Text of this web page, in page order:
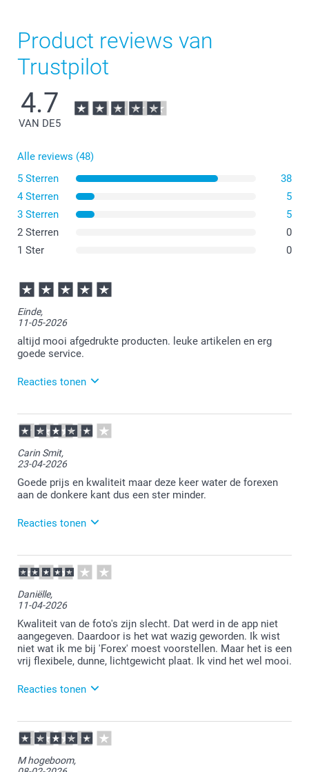
Product reviews van
Trustpilot
4.7
VAN DE5
Alle reviews (48)
5 Sterren
38
4 Sterren
5
3 Sterren
5
2 Sterren
0
1 Ster
0
Einde,
11-05-2026
altijd mooi afgedrukte producten. leuke artikelen en erg
goede service.
Reacties tonen
12-05-2026
17:07
Bedankt voor je review. Fijn om te horen dat je
tevreden bent. Veel plezier van je foto op forex!
Carin Smit,
23-04-2026
Goede prijs en kwaliteit maar deze keer water de forexen
aan de donkere kant dus een ster minder.
Reacties tonen
24-04-2026
13:46
Bedankt voor je review. Jammer dat je de forex iets
te donker vindt. Je kan altijd even contact opnemen
met de klantenservice met een foto. Zij kijken graag
met je mee!
Daniëlle,
11-04-2026
Kwaliteit van de foto's zijn slecht. Dat werd in de app niet
aangegeven. Daardoor is het wat wazig geworden. Ik wist
niet wat ik me bij 'Forex' moest voorstellen. Maar het is een
vrij flexibele, dunne, lichtgewicht plaat. Ik vind het wel mooi.
Reacties tonen
15-04-2026
13:11
Bedankt voor je review. Heel vervelend dat het niet
helemaal naar wens is. Ik zie dat er inmiddels al
M hogeboom,